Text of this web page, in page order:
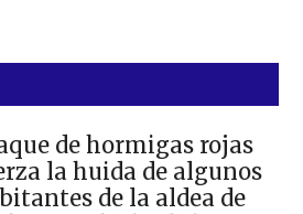
de hormigas rojas
la huida de algunos
de la aldea de